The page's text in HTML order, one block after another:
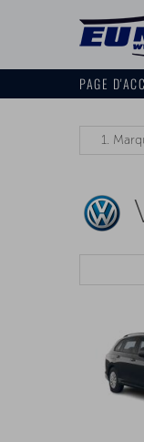
PAGE
1.